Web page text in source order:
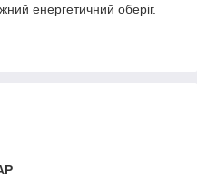
енергетичний оберіг.